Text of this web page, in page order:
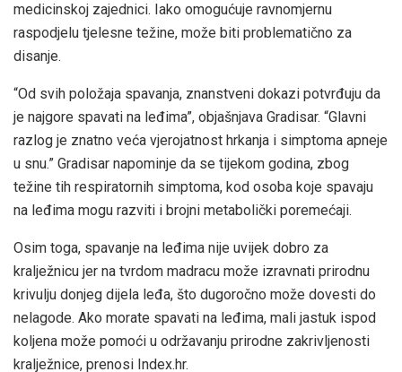
medicinskoj zajednici. Iako omogućuje ravnomjernu
raspodjelu tjelesne težine, može biti problematično za
disanje.
“Od svih položaja spavanja, znanstveni dokazi potvrđuju da
je najgore spavati na leđima”, objašnjava Gradisar. “Glavni
razlog je znatno veća vjerojatnost hrkanja i simptoma apneje
u snu.” Gradisar napominje da se tijekom godina, zbog
težine tih respiratornih simptoma, kod osoba koje spavaju
na leđima mogu razviti i brojni metabolički poremećaji.
Osim toga, spavanje na leđima nije uvijek dobro za
kralježnicu jer na tvrdom madracu može izravnati prirodnu
krivulju donjeg dijela leđa, što dugoročno može dovesti do
nelagode. Ako morate spavati na leđima, mali jastuk ispod
koljena može pomoći u održavanju prirodne zakrivljenosti
kralježnice, prenosi Index.hr.